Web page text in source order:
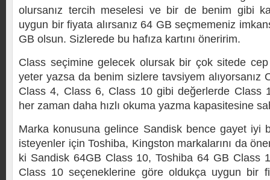
olursanız tercih meselesi ve bir de benim gibi
uygun bir fiyata alırsanız 64 GB seçmemeniz
GB olsun. Sizlerede bu hafıza kartını öneririm.
Class seçimine gelecek olursak bir çok sitede
yeter yazsa da benim sizlere tavsiyem alıyorsanız
Class 4, Class 6, Class 10 gibi değerlerde Class
her zaman daha hızlı okuma yazma kapasitesine
Marka konusuna gelince Sandisk bence gayet iyi
isteyenler için Toshiba, Kingston markalarını da
ki Sandisk 64GB Class 10, Toshiba 64 GB Class
Class 10 seçeneklerine göre oldukça uygun bir